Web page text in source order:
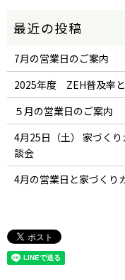
7月の営業日のご案内
2025年度 ZEH普及率
５月の営業日のご案内
4月25日（土） 家づく
談会
4月の営業日と家づくり